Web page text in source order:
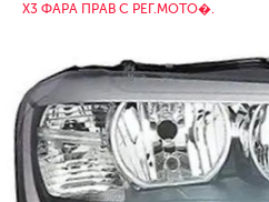
X3 ФАРА ПРАВ С РЕГ.МОТО�.